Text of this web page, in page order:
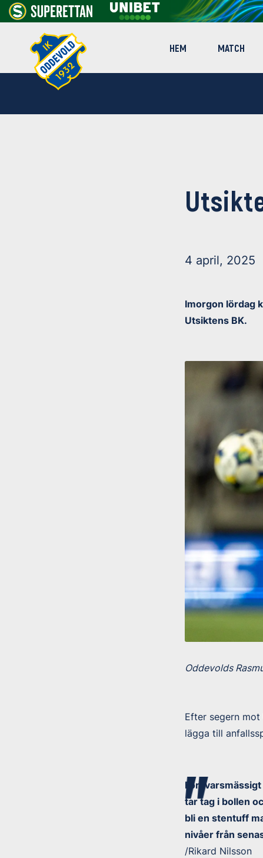
HEM MATCH
4 april, 2025
Imorgon lördag
Utsiktens BK.
Oddevolds
Efter segern
lägga till
tar tag i bollen
bli en stentuff
nivåer från
/Rikard Nilsson